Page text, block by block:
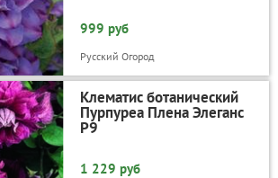
999 руб
Русский Огород
Клематис ботанический
Пурпуреа Плена Элеганс
Р9
1 229 руб